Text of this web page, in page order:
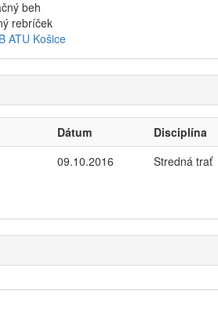
beh
rebríček
ATU Košice
Dátum Disciplína
09.10.2016 Stredná trať